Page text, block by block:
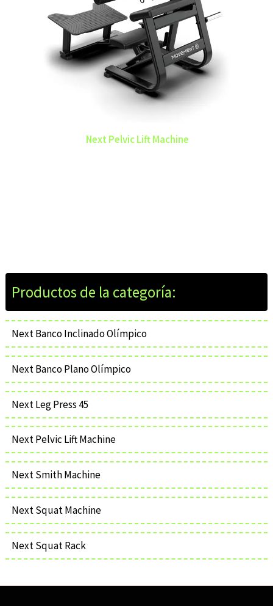
Next Banco Inclinado Olímpico
Next Banco Plano Olímpico
Next Leg Press 45
Next Pelvic Lift Machine
Next Smith Machine
Next Squat Machine
Next Squat Rack
Next Pelvic Lift Machine